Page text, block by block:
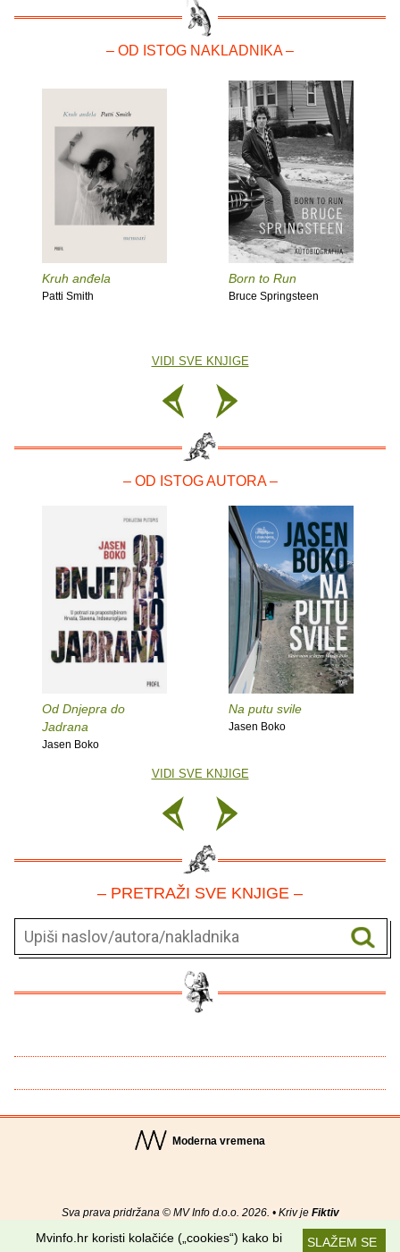
– OD ISTOG NAKLADNIKA –
Kruh anđela
Patti Smith
Born to Run
Bruce Springsteen
VIDI SVE KNJIGE
– OD ISTOG AUTORA –
Od Dnjepra do
Jadrana
Jasen Boko
Na putu svile
Jasen Boko
VIDI SVE KNJIGE
– PRETRAŽI SVE KNJIGE –
Moderna vremena
Sva prava pridržana © MV Info d.o.o. 2026. • Kriv je Fiktiv
Uvjeti korištenja RSS kanaliSLAŽEM SE
Mvinfo.hr koristi kolačiće („cookies“) kako bi